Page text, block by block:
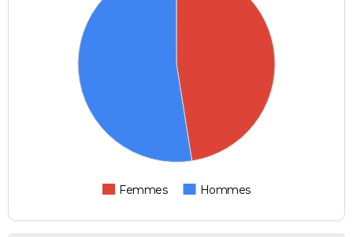
Femmes Hommes